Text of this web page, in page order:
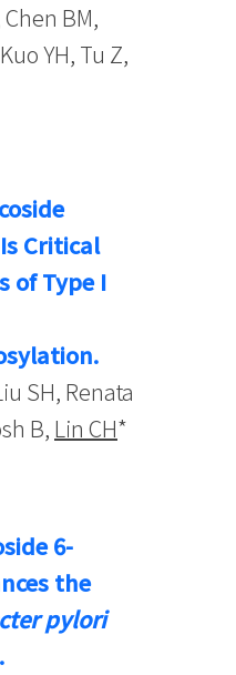
BM,
YH, Tu Z,
Critical
of Type I
SH, Renata
B, Lin CH*
6-
the
pylori